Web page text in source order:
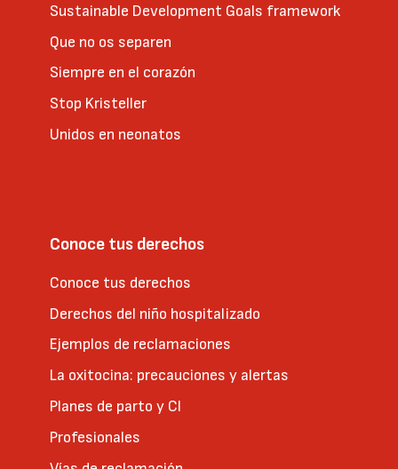
Sustainable Development Goals framework
Que no os separen
Siempre en el corazón
Stop Kristeller
Unidos en neonatos
Conoce tus derechos
Conoce tus derechos
Derechos del niño hospitalizado
Ejemplos de reclamaciones
La oxitocina: precauciones y alertas
Planes de parto y CI
Profesionales